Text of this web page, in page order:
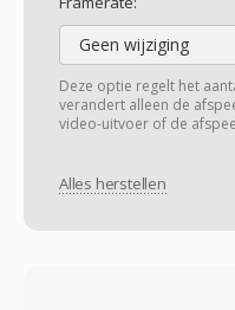
Geen wijziging
Deze optie regelt het
verandert alleen de
video-uitvoer of de
Alles herstellen